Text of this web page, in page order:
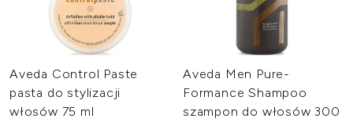
Aveda Control Paste
pasta do stylizacji
włosów 75 ml
Aveda Men Pure-
Formance Shampoo
szampon do włosów 300